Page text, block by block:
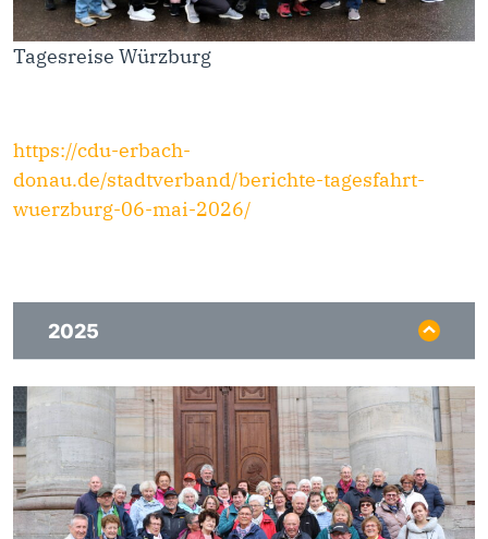
Tagesreise Würzburg
https://cdu-erbach-
donau.de/stadtverband/berichte-tagesfahrt-
wuerzburg-06-mai-2026/
2025